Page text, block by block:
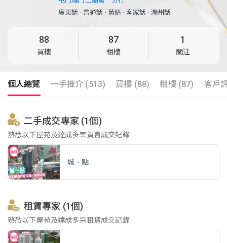
廣東話 ·普通話 ·英語 · 客家話 · 潮州話
88
買樓
87
租樓
1
關注
個人總覽 一手推介 (513) 買樓 (88) 租樓 (87) 客戶
二手成交專家 (1個)
熟悉以下屋苑及達成多宗買賣成交記錄
城．點
租賃專家 (1個)
熟悉以下屋苑及達成多宗租賃成交記錄